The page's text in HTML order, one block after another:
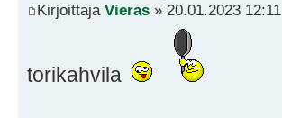
Kirjoittaja Vieras » 20.01.2023 12:11
torikahvila